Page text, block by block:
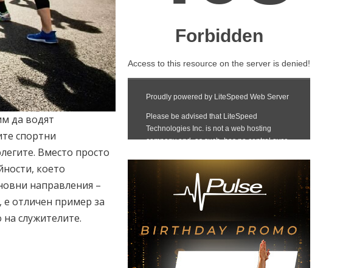
да водят
спортни
Вместо просто
което
направления –
отличен пример за
служителите.